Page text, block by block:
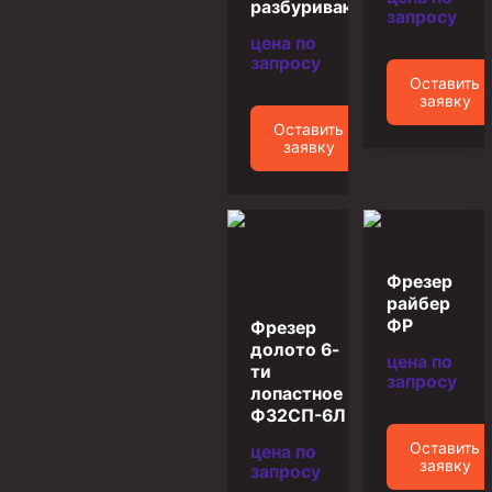
Оборудование для трубопроводов и манифольдов
Противовыбросовое оборудование
Системы верхнего привода (СВП)
разбуривающий
цена по
запросу
Оставить
заявку
запросу
Оставить
заявку
Фрезер
долото 6-
ти
лопастное
Ф32СП-6Л
цена по
запросу
Фрезер
райбер
ФР
цена по
запросу
Оставить
заявку